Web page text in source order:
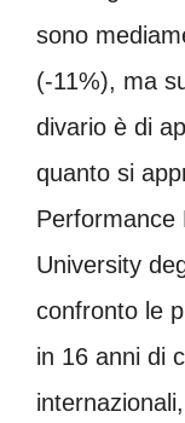
sono
(-11%), ma
divario è di
quanto si
Performance
University
confronto le
in 16 anni di